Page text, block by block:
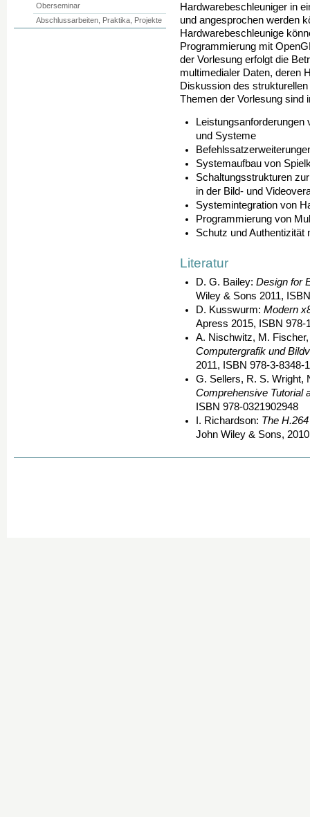
Hardwarebeschleuniger in
und angesprochen werden
Hardwarebeschleunige
Programmierung mit
der Vorlesung erfolgt die
multimedialer Daten, deren
Diskussion des
Themen der Vorlesung sind
und Systeme
Systemaufbau von
Schaltungsstrukturen
in der Bild- und
Systemintegration von
Programmierung von
Schutz und Authentizität
Literatur
D. G. Bailey:Design for
Wiley & Sons 2011,
D. Kusswurm:Modern
Apress 2015, ISBN 978-
A. Nischwitz, M.
Computergrafik und
2011, ISBN 978-3-8348-
G. Sellers, R. S. Wright,
Comprehensive Tutorial
ISBN 978-0321902948
I. Richardson: The
John Wiley & Sons,
Oberseminar
Abschlussarbeiten, Praktika, Projekte